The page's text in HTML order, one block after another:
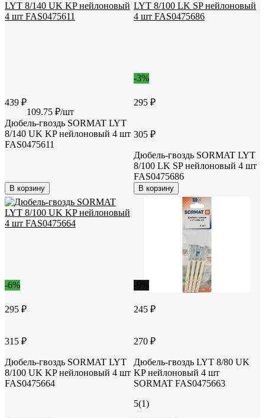
439 ₽
109.75 ₽/шт
Дюбель-гвоздь SORMAT LYT
8/140 UK KP нейлоновый 4 шт
FAS0475611
В корзину
-3%
295 ₽
305 ₽
Дюбель-гвоздь SORMAT LYT
8/100 LK SP нейлоновый 4 шт
FAS0475686
В корзину
-6%
295 ₽
315 ₽
Дюбель-гвоздь SORMAT LYT
8/100 UK KP нейлоновый 4 шт
FAS0475664
245 ₽
270 ₽
Дюбель-гвоздь LYT 8/80 UK
KP нейлоновый 4 шт
SORMAT FAS0475663
5(1)